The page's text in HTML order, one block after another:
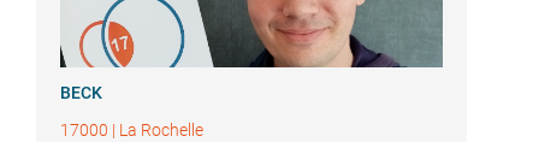
BECK
17000 | La Rochelle